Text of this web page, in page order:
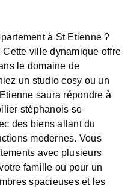
à St Etienne ?
ville dynamique offre
le domaine de
un studio cosy ou un
saura répondre à
stéphanois se
des biens allant du
modernes. Vous
avec plusieurs
famille ou pour un
spacieuses et les